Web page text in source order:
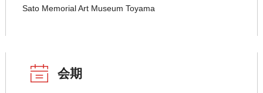
Sato Memorial Art Museum Toyama
会期